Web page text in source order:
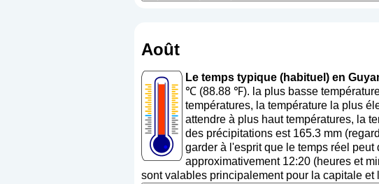
Août
Le temps typique (habituel) en
℃ (88.88 ℉). la plus basse
températures, la température la plus
attendre à plus haut températures, la
des précipitations est 165.3 mm (
garder à l'esprit que le temps réel
approximativement 12:20 (heures et
sont valables principalement pour la capitale et